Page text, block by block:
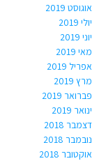
אוגוסט 2019
יולי 2019
יוני 2019
מאי 2019
אפריל 2019
מרץ 2019
פברואר 2019
ינואר 2019
דצמבר 2018
נובמבר 2018
אוקטובר 2018